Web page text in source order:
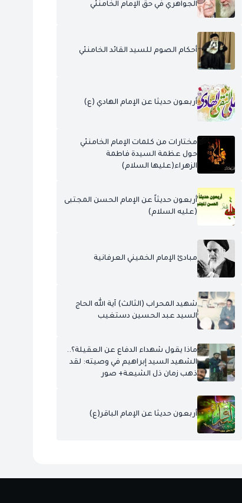
الجواهري في حق الإمام الخامنئي
أحكام الصوم للسيد القائد الخامنئي
أربعون حديثا عن الإمام الهادي (ع)
مختارات من كلمات الإمام الخامنئي
حول عظمة السيدة فاطمة
الزهراء(عليها السلام)
أربعون حديثاً عن الإمام الحسن المجتبى
(عليه السلام)
مبادئ الإمام الخميني العرفانية
شهيد المحراب (الثالث) آية الله الحاج
السيد عبد الحسين دستغيب
ماذا يقول شهداء الدفاع عن العقيلة؟..
الشهيد السيد إبراهيم في وصيته: لقد
ذهب زمان ذل الشيعة+ صور
أربعون حديثا عن الإمام الباقر(ع)